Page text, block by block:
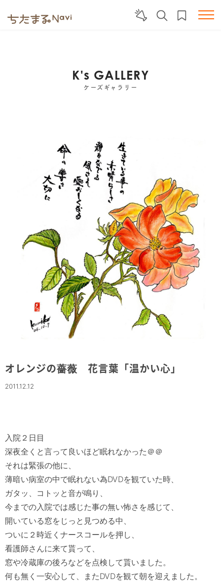
K's GALLERY
ケーズギャラリー
オレンジの薔薇 花言葉「温かい心」
2011.12.12
入院２日目
深夜全くと言って良いほど眠れなかった＠＠
それは緊張の他に、
薄暗い病室の中で眠れない為DVDを観ていた時、
ガタッ、コトッと音が鳴り、
今までの入院では感じた事の無い怖さを感じて、
開いている窓をじっと見つめる中、
ついに２時近くナースコールを押し、
看護師さんに来て貰って、
窓や冷蔵庫の後ろなどを点検して貰いました。
何も無く一安心して、またDVDを観て朝を迎えました。